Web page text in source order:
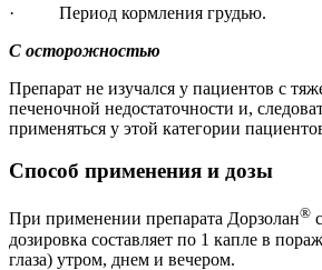
· Период кормления грудью.
С осторожностью
Препарат не изучался у пациентов с
печеночной недостаточности и,
применяться у этой категории
Способ применения и дозы
При применении препарата Дорзолан®
дозировка составляет по 1 капле в
глаза) утром, днем и вечером.